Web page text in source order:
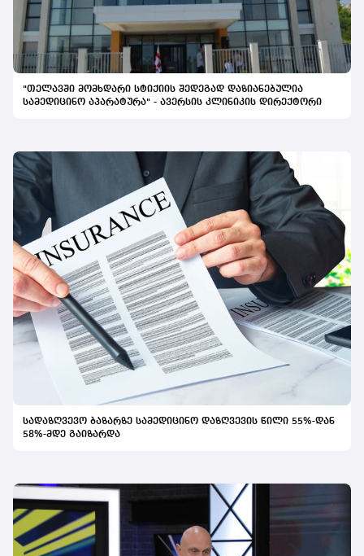
მუშაობას გავაგრძელებთ, რათა ეს შესაძლებლობა ყველა
პაციენტამდე მივიდეს,“ - განაცხადა კომპანიის
წარმომადგენელმა.
"თელავში მომხდარი სტიქიის შედეგად დაზიანებულია
სამედიცინო აპარატურა" - ავერსის კლინიკის დირექტორი
სადაზღვევო ბაზარზე სამედიცინო დაზღვევის წილი 55%-დან
58%-მდე გაიზარდა